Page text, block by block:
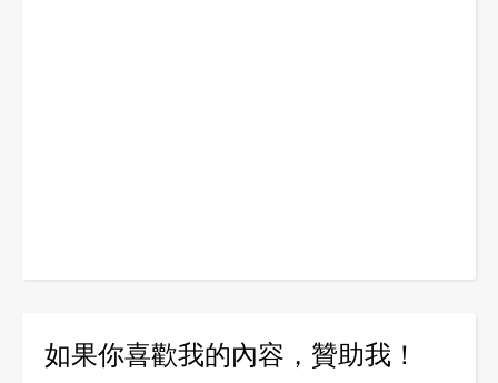
如果你喜歡我的內容，贊助我！